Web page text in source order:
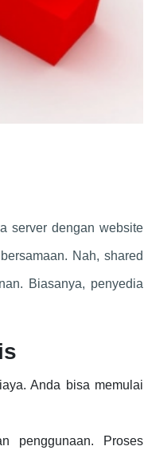
server dengan website
Nah, shared
Biasanya, penyedia
Anda bisa memulai
penggunaan. Proses